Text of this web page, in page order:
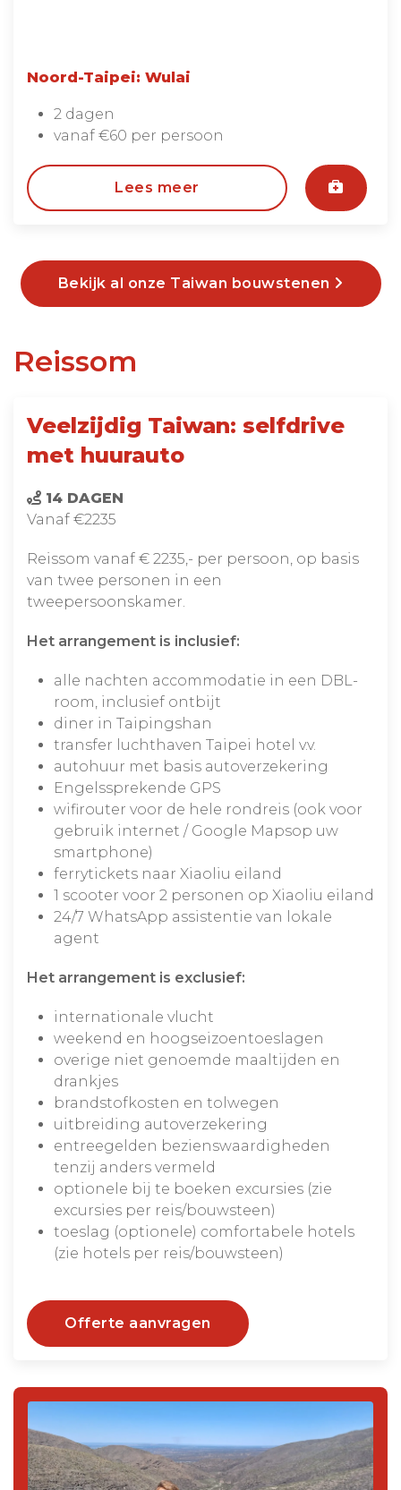
Noord-Taipei: Wulai
2 dagen
vanaf €60 per persoon
Lees meer
Bekijk al onze Taiwan bouwstenen
Reissom
Veelzijdig Taiwan: selfdrive
met huurauto
14 DAGEN
Vanaf €2235
Reissom vanaf € 2235,- per persoon, op basis
van twee personen in een
tweepersoonskamer.
Het arrangement is inclusief:
alle nachten accommodatie in een DBL-
room, inclusief ontbijt
diner in Taipingshan
transfer luchthaven Taipei hotel v.v.
autohuur met basis autoverzekering
Engelssprekende GPS
wifirouter voor de hele rondreis (ook voor
gebruik internet / Google Mapsop uw
smartphone)
ferrytickets naar Xiaoliu eiland
1 scooter voor 2 personen op Xiaoliu eiland
24/7 WhatsApp assistentie van lokale
agent
Het arrangement is exclusief:
internationale vlucht
weekend en hoogseizoentoeslagen
overige niet genoemde maaltijden en
drankjes
brandstofkosten en tolwegen
uitbreiding autoverzekering
entreegelden bezienswaardigheden
tenzij anders vermeld
optionele bij te boeken excursies (zie
excursies per reis/bouwsteen)
toeslag (optionele) comfortabele hotels
(zie hotels per reis/bouwsteen)
Offerte aanvragen